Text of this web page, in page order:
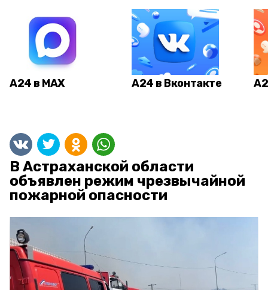
А24 в MAX А24 в Вконтакте
В Астраханской области
объявлен режим чрезвычайной
пожарной опасности